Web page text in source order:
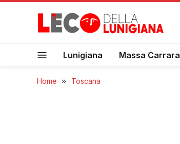
Lunigiana Massa Carrara
Home » Toscana